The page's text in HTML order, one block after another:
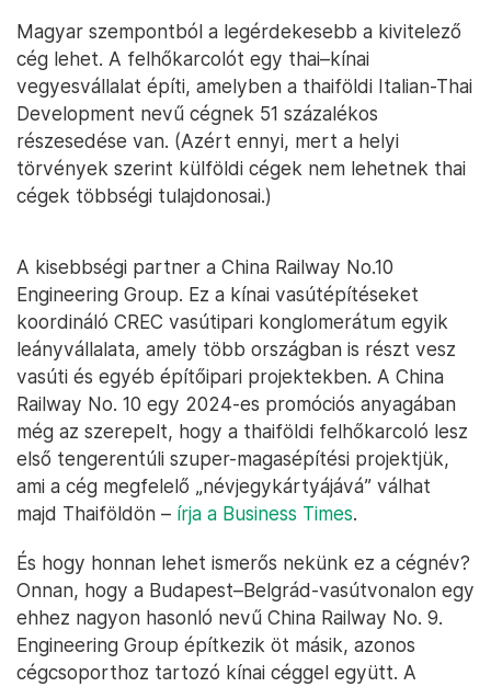
Magyar szempontból a legérdekesebb a kivitelező
cég lehet. A felhőkarcolót egy thai–kínai
vegyesvállalat építi, amelyben a thaiföldi Italian-Thai
Development nevű cégnek 51 százalékos
részesedése van. (Azért ennyi, mert a helyi
törvények szerint külföldi cégek nem lehetnek thai
cégek többségi tulajdonosai.)
A kisebbségi partner a China Railway No.10
Engineering Group. Ez a kínai vasútépítéseket
koordináló CREC vasútipari konglomerátum egyik
leányvállalata, amely több országban is részt vesz
vasúti és egyéb építőipari projektekben. A China
Railway No. 10 egy 2024-es promóciós anyagában
még az szerepelt, hogy a thaiföldi felhőkarcoló lesz
első tengerentúli szuper-magasépítési projektjük,
ami a cég megfelelő „névjegykártyájává” válhat
majd Thaiföldön – írja a Business Times.
És hogy honnan lehet ismerős nekünk ez a cégnév?
Onnan, hogy a Budapest–Belgrád-vasútvonalon egy
ehhez nagyon hasonló nevű China Railway No. 9.
Engineering Group építkezik öt másik, azonos
cégcsoporthoz tartozó kínai céggel együtt. A